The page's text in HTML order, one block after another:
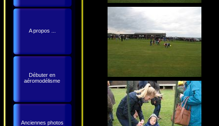
A propos ...
Débuter en
aéromodélisme
Anciennes photos